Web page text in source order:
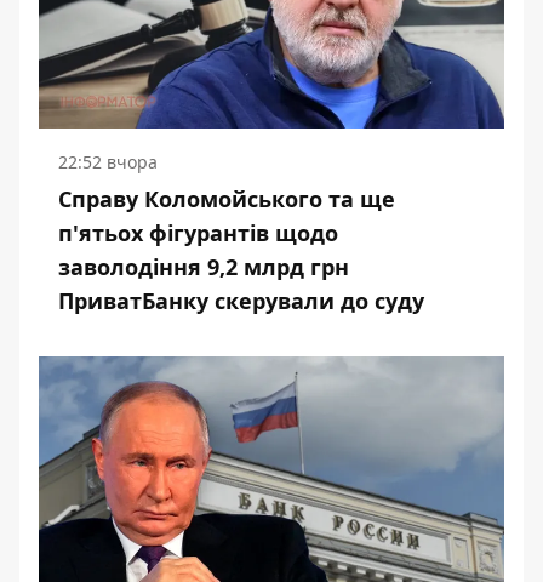
22:52 вчора
Справу Коломойського та ще
п'ятьох фігурантів щодо
заволодіння 9,2 млрд грн
ПриватБанку скерували до суду